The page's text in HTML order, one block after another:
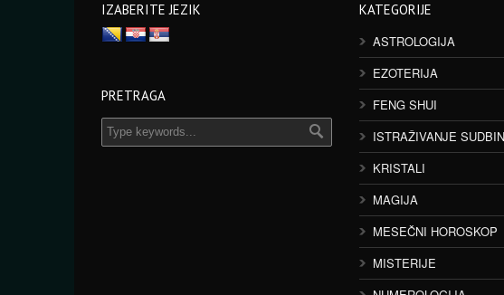
IZABERITE JEZIK
PRETRAGA
KATEGORIJE
ASTROLOGIJA
EZOTERIJA
FENG SHUI
ISTRAŽIVANJE
KRISTALI
MAGIJA
MESEČNI HOROSKOP
MISTERIJE